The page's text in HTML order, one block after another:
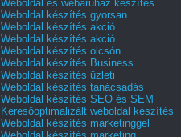
Weboldal és webáruház készítés
Weboldal készítés gyorsan
Weboldal készítés akció
Weboldal készítés akció
Weboldal készítés olcsón
Weboldal készítés Business
Weboldal készítés üzleti
Weboldal készítés tanácsadás
Weboldal készítés SEO és SEM
Keresőoptimalizált weboldal készítés
Weboldal készítés marketinggel
Weboldal készítés marketing